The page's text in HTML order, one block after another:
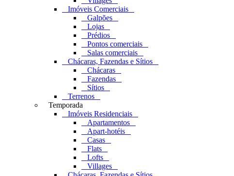
Imóveis Comerciais
Galpões
Lojas
Prédios
Pontos comerciais
Salas comerciais
Chácaras, Fazendas e Sítios
Chácaras
Fazendas
Sítios
Terrenos
Temporada
Imóveis Residenciais
Apartamentos
Apart-hotéis
Casas
Flats
Lofts
Villages